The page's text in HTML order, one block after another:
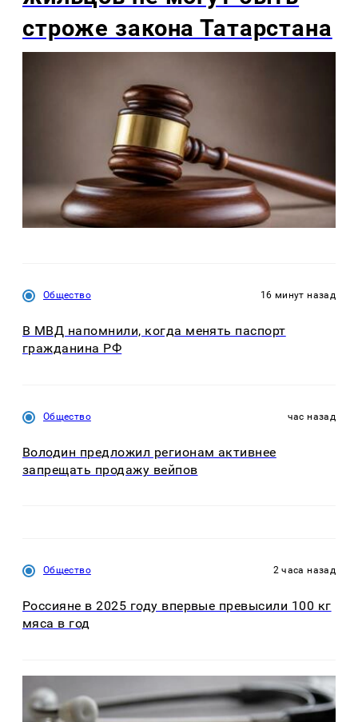
строже закона Татарстана
Общество 16 минут назад
В МВД напомнили, когда менять паспорт
гражданина РФ
Общество час назад
Володин предложил регионам активнее
запрещать продажу вейпов
Общество 2 часа назад
Россияне в 2025 году впервые превысили 100 кг
мяса в год